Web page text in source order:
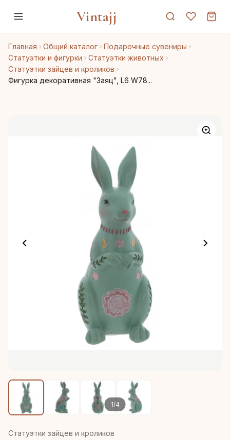
Vintajj
Главная Общий каталог
Подарочные сувениры
Статуэтки и фигурки
Статуэтки животных
Статуэтки зайцев и кроликов
Фигурка декоративная "Заяц", L6 W78...
1/4
Статуэтки зайцев и кроликов